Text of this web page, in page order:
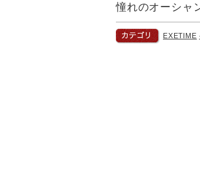
憧れのオーシャ
EXETIME